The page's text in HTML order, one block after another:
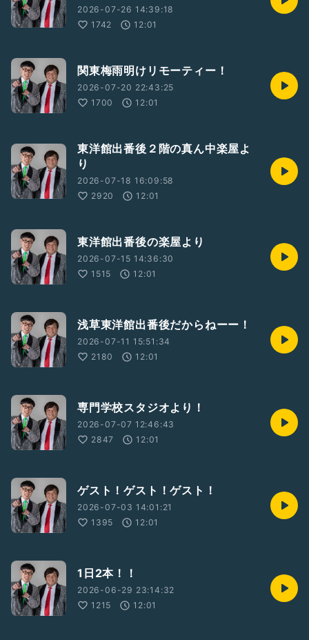
2026-07-26 14:39:18
1742
12:01
関東梅雨明けリモーティー！
2026-07-20 22:43:25
1700
12:01
東洋館出番後２階の真ん中楽屋よ
り
2026-07-18 16:09:58
2920
12:01
東洋館出番後の楽屋より
2026-07-15 14:36:30
1515
12:01
浅草東洋館出番後だからねーー！
2026-07-11 15:51:34
2180
12:01
専門学校スタジオより！
2026-07-07 12:46:43
2847
12:01
ゲスト！ゲスト！ゲスト！
2026-07-03 14:01:21
1395
12:01
1日2本！！
2026-06-29 23:14:32
1215
12:01